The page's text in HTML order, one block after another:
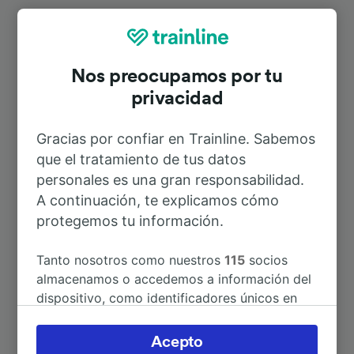
Frankenberg (Eder)
A Frankfurt (Main) Hbf 1h 53min
A Marburg (Lahn)
A Frankfurt (M) Flughafen
Regionalbf
2h 17min
Nos preocupamos por tu
privacidad
Gracias por confiar en Trainline. Sabemos
que el tratamiento de tus datos
personales es una gran responsabilidad.
A continuación, te explicamos cómo
protegemos tu información.
Tanto nosotros como nuestros115 socios
almacenamos o accedemos a información del
dispositivo, como identificadores únicos en
Puedes aceptar o administrar tus preferencias
Acepto